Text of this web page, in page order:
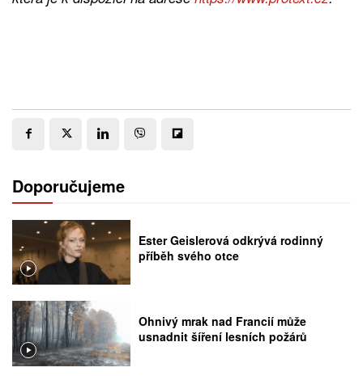
Doporučujeme
Ester Geislerová odkrývá rodinný
příběh svého otce
Ohnivý mrak nad Francií může
usnadnit šíření lesních požárů